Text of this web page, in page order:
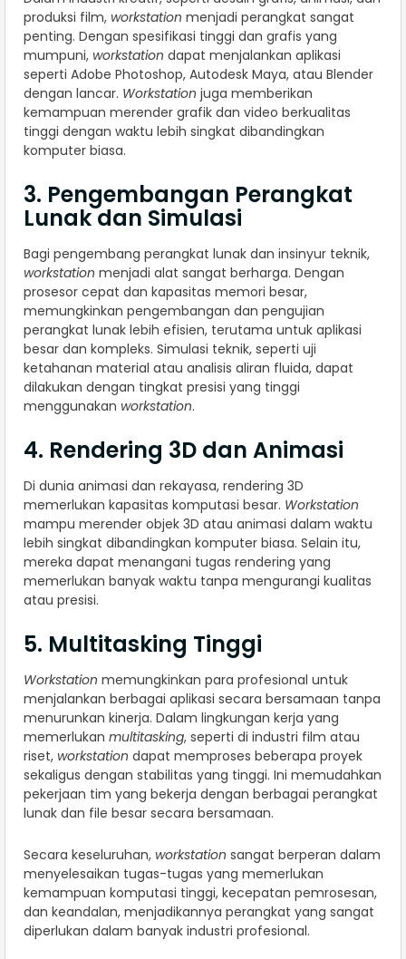
produksi film, workstation menjadi perangkat sangat
penting. Dengan spesifikasi tinggi dan grafis yang
mumpuni, workstation dapat menjalankan aplikasi
seperti Adobe Photoshop, Autodesk Maya, atau Blender
dengan lancar. Workstation juga memberikan
kemampuan merender grafik dan video berkualitas
tinggi dengan waktu lebih singkat dibandingkan
komputer biasa.
3. Pengembangan Perangkat
Lunak dan Simulasi
Bagi pengembang perangkat lunak dan insinyur teknik,
workstation menjadi alat sangat berharga. Dengan
prosesor cepat dan kapasitas memori besar,
memungkinkan pengembangan dan pengujian
perangkat lunak lebih efisien, terutama untuk aplikasi
besar dan kompleks. Simulasi teknik, seperti uji
ketahanan material atau analisis aliran fluida, dapat
dilakukan dengan tingkat presisi yang tinggi
menggunakan workstation.
4. Rendering 3D dan Animasi
Di dunia animasi dan rekayasa, rendering 3D
memerlukan kapasitas komputasi besar. Workstation
mampu merender objek 3D atau animasi dalam waktu
lebih singkat dibandingkan komputer biasa. Selain itu,
mereka dapat menangani tugas rendering yang
memerlukan banyak waktu tanpa mengurangi kualitas
atau presisi.
5. Multitasking Tinggi
Workstation memungkinkan para profesional untuk
menjalankan berbagai aplikasi secara bersamaan tanpa
menurunkan kinerja. Dalam lingkungan kerja yang
memerlukan multitasking, seperti di industri film atau
riset, workstation dapat memproses beberapa proyek
sekaligus dengan stabilitas yang tinggi. Ini memudahkan
pekerjaan tim yang bekerja dengan berbagai perangkat
lunak dan file besar secara bersamaan.
Secara keseluruhan, workstation sangat berperan dalam
menyelesaikan tugas-tugas yang memerlukan
kemampuan komputasi tinggi, kecepatan pemrosesan,
dan keandalan, menjadikannya perangkat yang sangat
diperlukan dalam banyak industri profesional.